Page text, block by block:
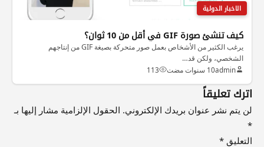
الاخبار الدولية
كيف تنشئ صورة GIF في أقل من 10 ثوان؟
يرغب الكثير من الأشخاص بعمل صور متحركة بصيغة GIF من إنتاجهم
الشخصي، ولكن قد…
admin10 سنوات مضت 113
اترك تعليقاً
لن يتم نشر عنوان بريدك الإلكتروني. الحقول الإلزامية مشار إليها بـ
*
التعليق *